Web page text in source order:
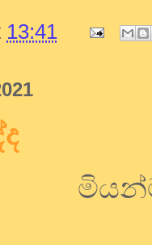
13:41